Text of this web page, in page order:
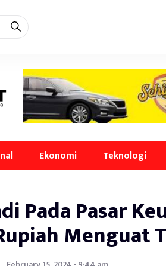
Ekonomi Teknologi
Pada Pasar
Menguat